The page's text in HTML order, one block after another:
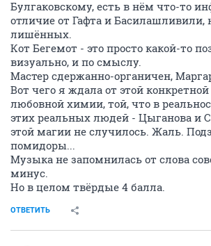
Булгаковскому, есть в нём что-то
отличие от Гафта и Басилашливили,
лишённых.
Кот Бегемот - это просто какой-то
визуально, и по смыслу.
Мастер сдержанно-органичен,
Вот чего я ждала от этой
любовной химии, той, что в
этих реальных людей - Цыганова и
этой магии не случилось. Жаль.
помидоры...
Музыка не запомнилась от слова
минус.
Но в целом твёрдые 4 балла.
ОТВЕТИТЬ